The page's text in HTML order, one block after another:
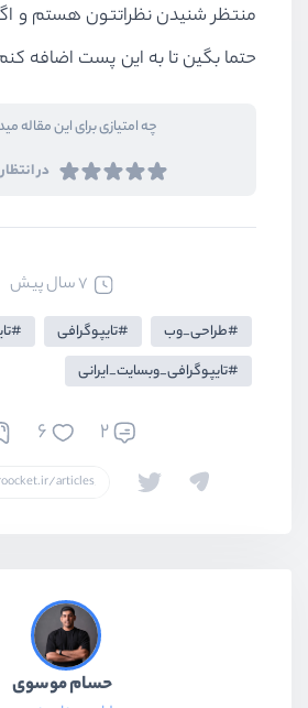
منتظر شنیدن نظراتتون هستم و
حتما بگین تا به این پست اضافه
چه امتیازی برای این مقاله
در
7 سال پیش
طراحی_وب تایپوگرافی
تایپوگرافی_وبسایت_ایرانی
2
6
حسام موسوی